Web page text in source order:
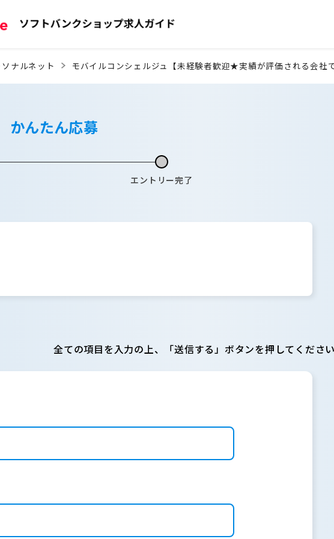
ナルネット モバイルコンシェルジュ【未経験者歓迎★実績が評価される会社
かんたん応募
エントリー完了
全ての項目を入力の上、「送信する」ボタンを押してくださ